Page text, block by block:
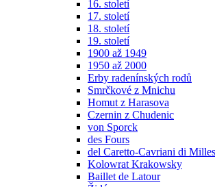
16. století
17. století
18. století
19. století
1900 až 1949
1950 až 2000
Erby radenínských rodů
Smrčkové z Mnichu
Homut z Harasova
Czernin z Chudenic
von Sporck
des Fours
del Caretto-Cavriani di
Kolowrat Krakowsky
Baillet de Latour